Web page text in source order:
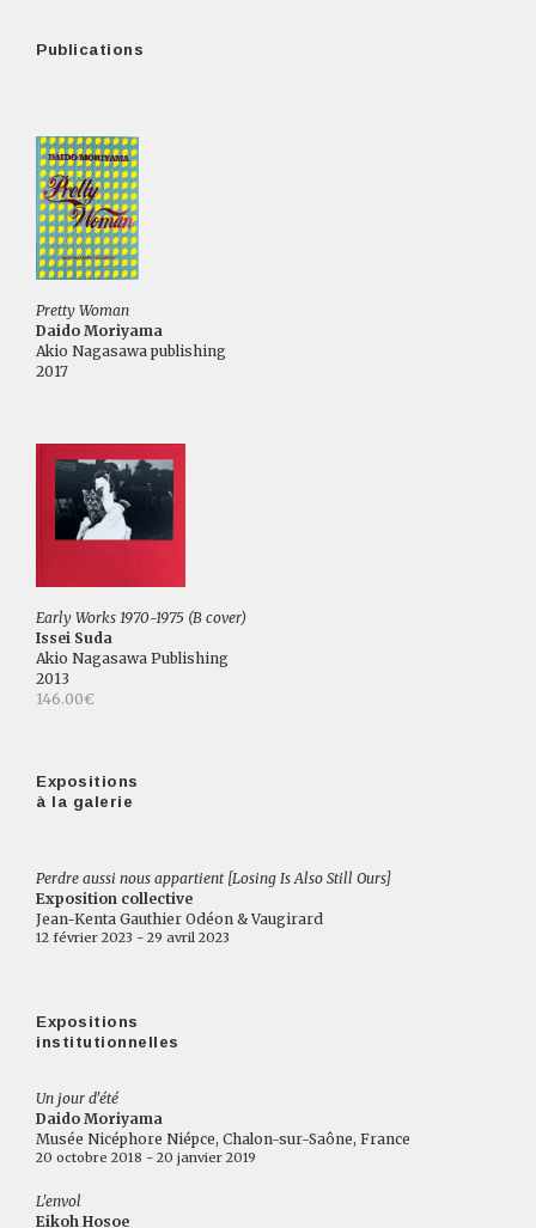
Publications
Pretty Woman
Daido Moriyama
Akio Nagasawa publishing
2017
Early Works 1970-1975 (B cover)
Issei Suda
Akio Nagasawa Publishing
2013
146.00€
Expositions
à la galerie
Perdre aussi nous appartient [Losing Is Also Still Ours]
Exposition collective
Jean-Kenta Gauthier Odéon & Vaugirard
12 février 2023 - 29 avril 2023
Expositions
institutionnelles
Un jour d'été
Daido Moriyama
Musée Nicéphore Niépce, Chalon-sur-Saône, France
20 octobre 2018 - 20 janvier 2019
L'envol
Eikoh Hosoe